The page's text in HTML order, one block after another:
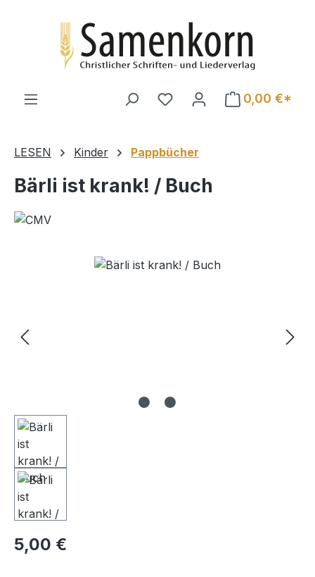
0,00 €*
LESEN Kinder Pappbücher
Bärli ist krank! / Buch
Bildergalerie überspringen
Regulärer Preis:
5,00 €